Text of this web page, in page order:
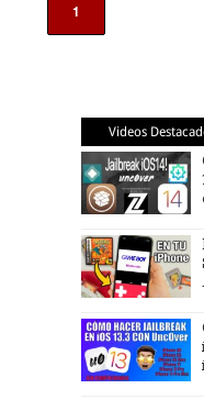
1
Videos